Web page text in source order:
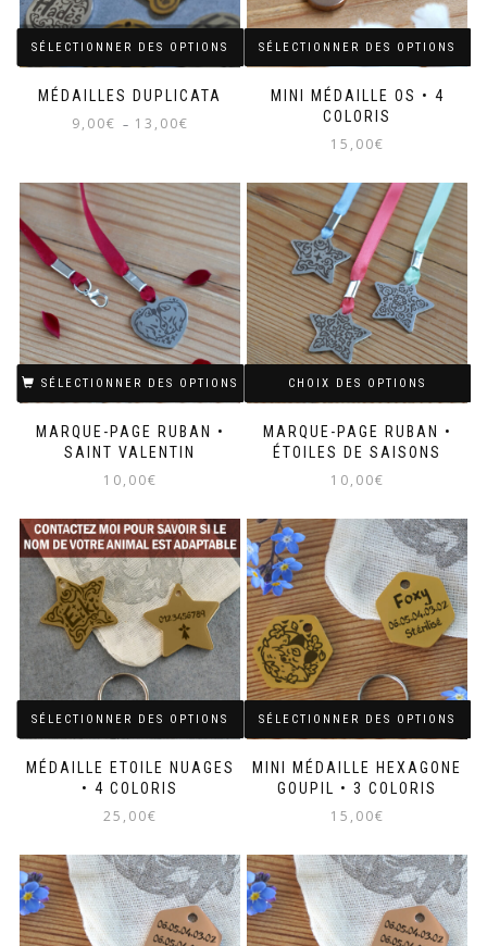
MÉDAILLES DUPLICATA
9,00€ – 13,00€
9,00€
à
13,00€
SÉLECTIONNER DES OPTIONS
produit
a
plusieurs
variations.
Les
options
peuvent
être
choisies
sur
la
page
produit
MINI MÉDAILLE OS • 4
COLORIS
15,00€
SÉLECTIONNER DES OPTIONS
Ce
produit
plusieurs
variations.
Les
options
peuvent
être
choisies
sur
la
du
produit
MARQUE-PAGE RUBAN •
SAINT VALENTIN
10,00€
SÉLECTIONNER DES OPTIONS
MARQUE-PAGE RUBAN •
ÉTOILES DE SAISONS
10,00€
CHOIX DES OPTIONS
Ce
produit
plusieurs
variations.
Les
options
peuvent
être
choisies
sur
la
du
produit
MÉDAILLE ETOILE NUAGES
• 4 COLORIS
25,00€
SÉLECTIONNER DES OPTIONS
Ce
produit
a
plusieurs
variations.
MINI MÉDAILLE HEXAGONE
GOUPIL • 3 COLORIS
15,00€
SÉLECTIONNER DES OPTIONS
Ce
produit
a
plusieurs
variations.